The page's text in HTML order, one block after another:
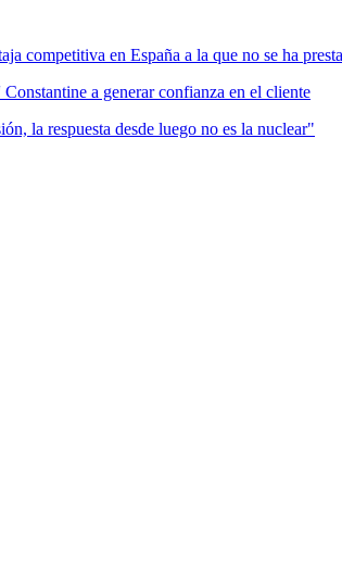
competitiva en España a la que no se ha
a generar confianza en el cliente
la respuesta desde luego no es la nuclear"